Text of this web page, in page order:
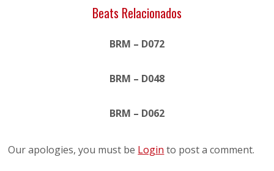
Beats Relacionados
BRM – D072
BRM – D048
BRM – D062
Our apologies, you must be Login to post a comment.